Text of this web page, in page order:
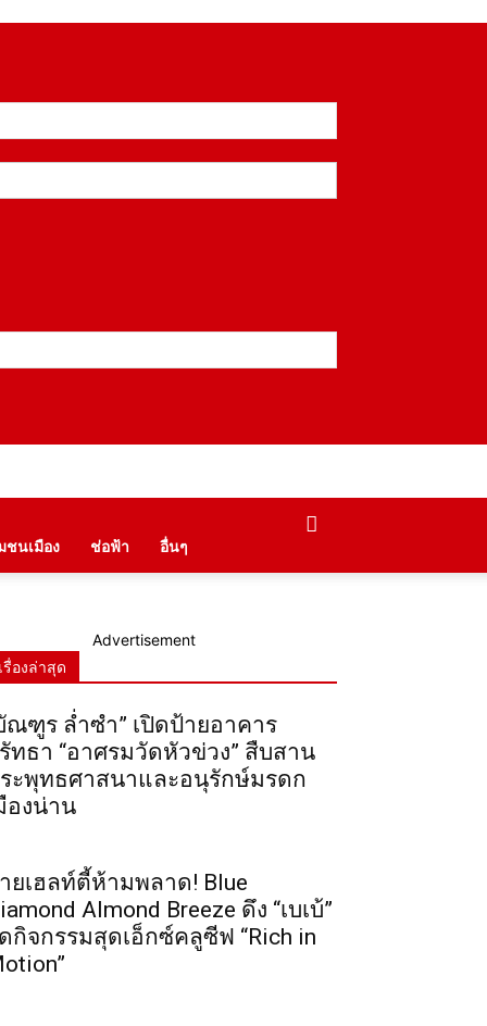
ชนเมือง ช่อฟ้า อื่นๆ
Advertisement
เรื่องล่าสุด
ณฑูร ล่ำซำ” เปิดป้ายอาคาร
ทธา “อาศรมวัดหัวข่วง” สืบสาน
ะพุทธศาสนาและอนุรักษ์มรดก
องน่าน
ยเฮลท์ตี้ห้ามพลาด! Blue
Almond Breeze ดึง “เบเบ้”
กิจกรรมสุดเอ็กซ์คลูซีฟ “Rich in